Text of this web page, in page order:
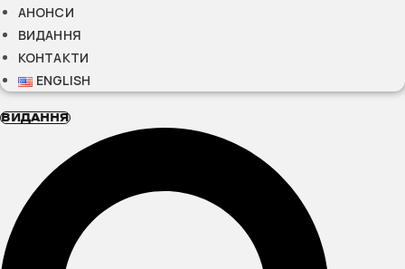
АНОНСИ
ВИДАННЯ
КОНТАКТИ
ENGLISH
ВИДАННЯ